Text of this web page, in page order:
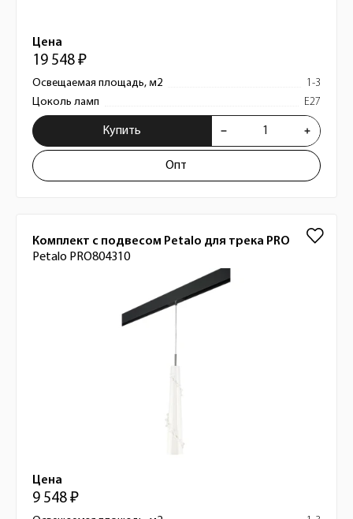
Цена
19 548 ₽
Освещаемая площадь, м2
1-3
Цоколь ламп
E27
Купить
Опт
Комплект с подвесом Petalo для трека PRO
Petalo PRO804310
Цена
9 548 ₽